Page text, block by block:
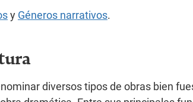
y Géneros narrativos.
diversos tipos de obras bien